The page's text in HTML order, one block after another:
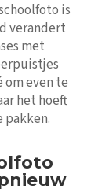
is
verandert
met
even te
het hoeft
pakken.